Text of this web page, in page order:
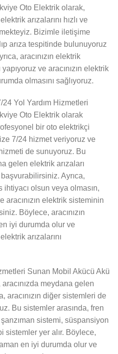
Oto Elektrik olarak,
arızalarını hızlı ve
Bizimle iletişime
arıza tespitinde bulunuyoruz
aracınızın elektrik
ve aracınızın elektrik
olmasını sağlıyoruz.
Yol Yardım Hizmetleri
Oto Elektrik olarak
bir oto elektrikçi
7/24 hizmet veriyoruz ve
de sunuyoruz. Bu
gelen elektrik arızaları
Ayrıca,
ihtiyacı olsun veya olmasın,
elektrik sisteminin
Böylece, aracınızın
iyi durumda olur ve
arızalarını
Sunan Mobil Akücü Akü
meydana gelen
aracınızın diğer sistemleri de
Bu sistemler arasında, fren
sistemi, süspansiyon
sistemler yer alır. Böylece,
en iyi durumda olur ve